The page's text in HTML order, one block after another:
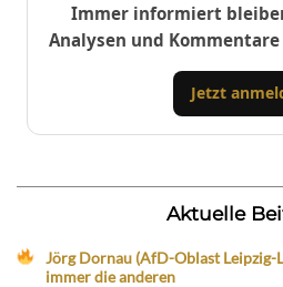
Immer informiert
Analysen und
Jetzt
Aktuelle
Jörg Dornau (AfD-Oblast
immer die anderen